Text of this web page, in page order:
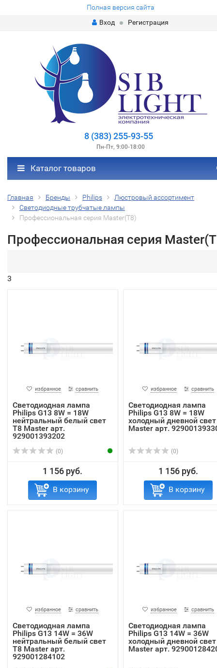
Полная версия сайта
Вход
Регистрация
8 (383) 255-93-55
Пн-Пт, 9:00-18:00
Каталог товаров
Главная Бренды Philips
Люстровый ассортимент
Светодиодные трубчатые лампы
Профессиональная серия Master(T8)
Профессиональная серия
3
избранное сравнить
Светодиодная лампа
Philips G13 8W = 18W
нейтральный белый свет
T8 Master арт.
929001393202
(0)
1 156 руб.
В корзину
избранное сравнить
Светодиодная лампа
Philips G13 8W = 18W
холодный дневной
Master арт.
(0)
1 156 руб.
В корзину
избранное сравнить
Светодиодная лампа
Philips G13 14W = 36W
нейтральный белый свет
T8 Master арт.
929001284102
избранное сравнить
Светодиодная лампа
Philips G13 14W = 36W
холодный дневной
Master арт.